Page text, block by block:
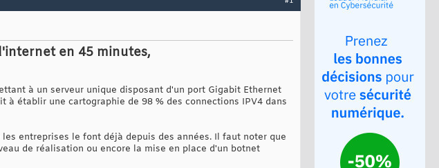
en 45 minutes,
à un serveur unique disposant d'un port Gigabit Ethernet
établir une cartographie de 98 % des connections IPV4 dans
entreprises le font déjà depuis des années. Il faut noter que
de réalisation ou encore la mise en place d'un botnet